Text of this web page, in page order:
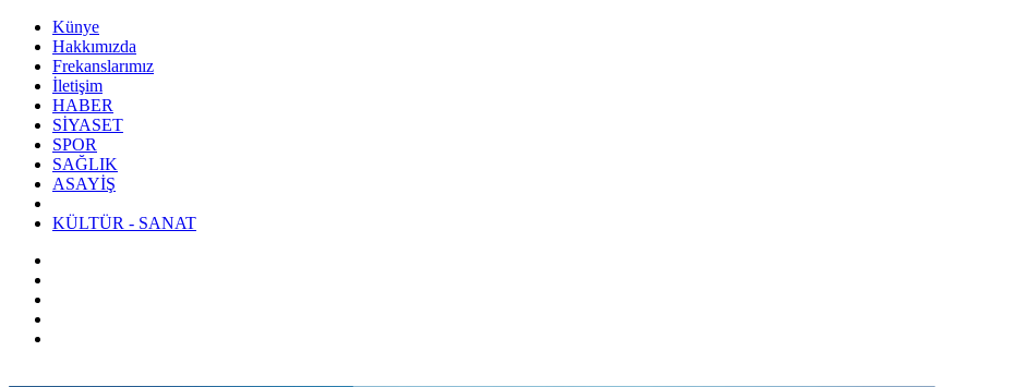
Künye
Hakkımızda
Frekanslarımız
İletişim
HABER
SİYASET
SPOR
SAĞLIK
ASAYİŞ
KÜLTÜR - SANAT